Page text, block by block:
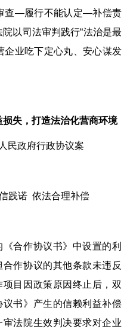
查—履行不能认定—补偿责
以司法审判践行“法治是最
企业吃下定心丸、安心谋发
失，打造法治化营商环境
民政府行政协议案
诺 依法合理补偿
合作协议书》中设置的利
作协议的其他条款未违反
目因政策原因终止后，双
书》产生的信赖利益补偿
法院生效判决要求对企业